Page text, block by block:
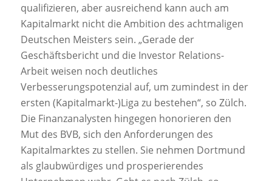
qualifizieren, aber ausreichend kann auch am
Kapitalmarkt nicht die Ambition des achtmaligen
Deutschen Meisters sein. „Gerade der
Geschäftsbericht und die Investor Relations-
Arbeit weisen noch deutliches
Verbesserungspotenzial auf, um zumindest in der
ersten (Kapitalmarkt-)Liga zu bestehen“, so Zülch.
Die Finanzanalysten hingegen honorieren den
Mut des BVB, sich den Anforderungen des
Kapitalmarktes zu stellen. Sie nehmen Dortmund
als glaubwürdiges und prosperierendes